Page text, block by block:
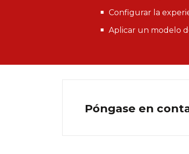
Configurar la
Aplicar un modelo
Póngase en